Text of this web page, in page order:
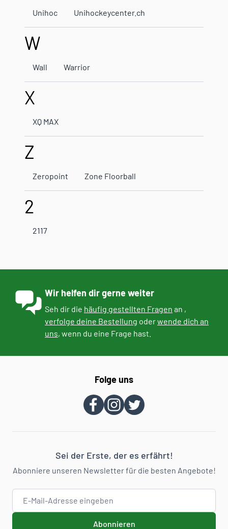
Unihoc Unihockeycenter.ch
W
Wall Warrior
X
XQ MAX
Z
Zeropoint Zone Floorball
2
2117
Wir helfen dir gerne weiter
Seh dir die häufig gestellten Fragen an ,
verfolge deine Bestellung oderwende dich an
uns, wenn du eine Frage hast.
Folge uns
Sei der Erste, der es erfährt!
Abonniere unseren Newsletter für die besten Angebote!
E-Mail-Adresse
Abonnieren